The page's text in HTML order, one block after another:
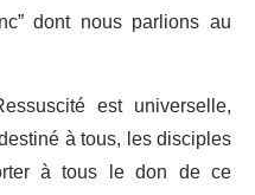
dont nous parlions au
est universelle,
à tous, les disciples
à tous le don de ce